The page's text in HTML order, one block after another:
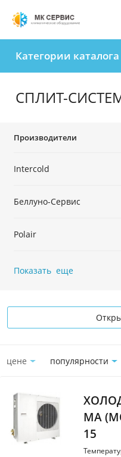
Категории каталога
СПЛИТ-
Производители
Intercold
Беллуно-Сервис
Polair
Показать еще
цене популярности
МА
15